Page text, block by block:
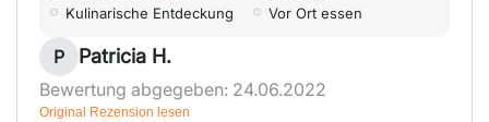
Kulinarische Entdeckung Vor Ort essen
P Patricia H.
Bewertung abgegeben: 24.06.2022
Original Rezension lesen